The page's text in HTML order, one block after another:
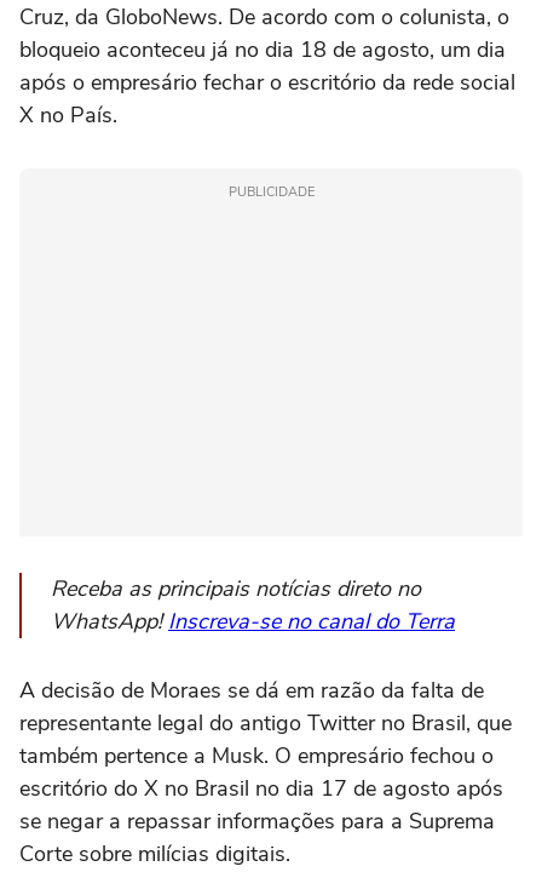
Cruz, da GloboNews. De acordo com o colunista, o
bloqueio aconteceu já no dia 18 de agosto, um dia
após o empresário fechar o escritório da rede social
X no País.
PUBLICIDADE
Receba as principais notícias direto no
WhatsApp!Inscreva-se no canal do Terra
A decisão de Moraes se dá em razão da falta de
representante legal do antigo Twitter no Brasil, que
também pertence a Musk. O empresário fechou o
escritório do X no Brasil no dia 17 de agosto após
se negar a repassar informações para a Suprema
Corte sobre milícias digitais.